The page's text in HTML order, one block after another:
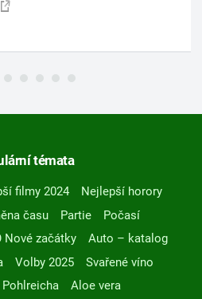
témata
filmy 2024
Nejlepší horory
času Partie
Počasí
Nové začátky
Auto – katalog
Volby 2025
Svařené víno
Aloe vera